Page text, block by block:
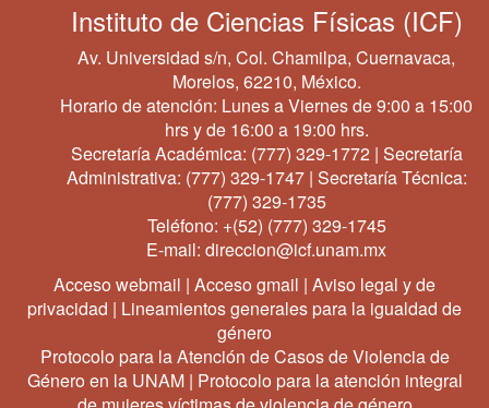
Instituto de Ciencias Físicas (ICF)
Av. Universidad s/n, Col. Chamilpa, Cuernavaca,
Morelos, 62210, México.
Horario de atención: Lunes a Viernes de 9:00 a 15:00
hrs y de 16:00 a 19:00 hrs.
Secretaría Académica: (777) 329-1772 | Secretaría
Administrativa: (777) 329-1747| Secretaría Técnica:
(777) 329-1735
Teléfono: +(52) (777) 329-1745
E-mail: direccion@icf.unam.mx
Acceso webmail | Acceso gmail | Aviso legal y de
privacidad | Lineamientos generales para la igualdad de
género
Protocolo para la Atención de Casos de Violencia de
Género en la UNAM| Protocolo para la atención integral